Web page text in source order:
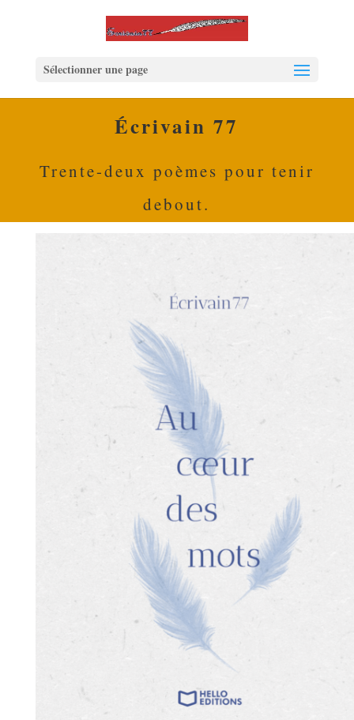
Sélectionner une page
Écrivain 77
Trente-deux poèmes pour tenir
debout.